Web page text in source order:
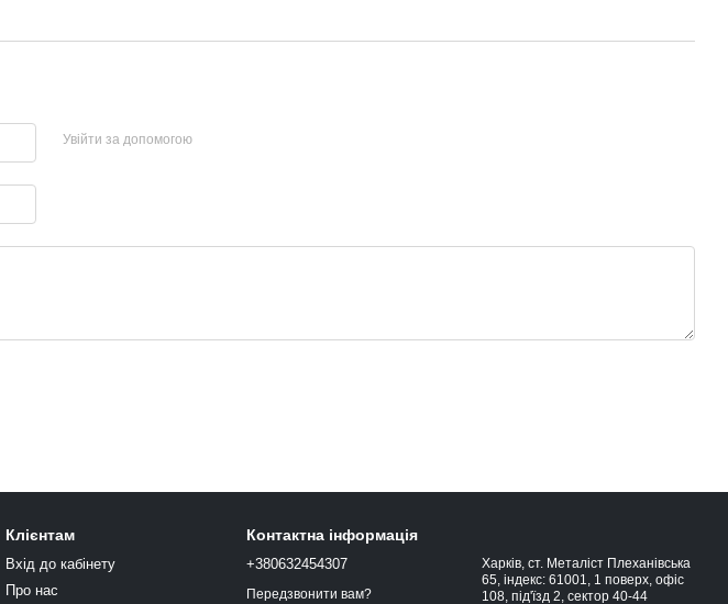
Увійти за допомогою
Клієнтам
Вхід до кабінету
Про нас
Контактна інформація
+380632454307
Передзвонити вам?
Харків, ст. Металіст Плеханівська
65, індекс: 61001, 1 поверх, офіс
108, під'їзд 2, сектор 40-44